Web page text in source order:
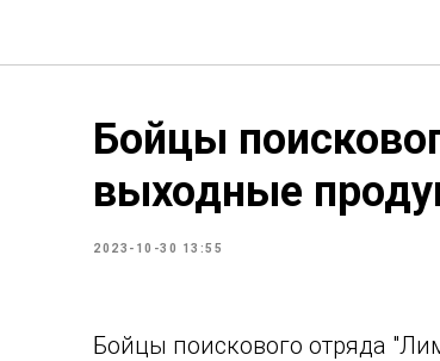
Бойцы
выходные
2023-10-30 13:55
Бойцы поискового отряда